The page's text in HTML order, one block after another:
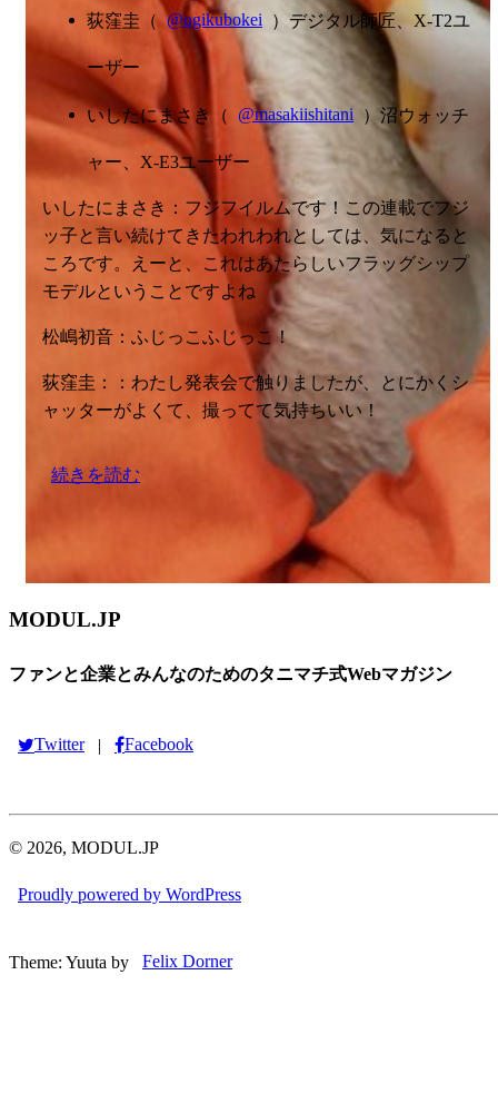
荻窪圭（ @ogikubokei ）デジタル師匠、X-T2ユ
ーザー
いしたにまさき（ @masakiishitani ）沼ウォッチ
ャー、X-E3ユーザー
いしたにまさき：フジフイルムです！この連載でフジ
ッ子と言い続けてきたわれわれとしては、気になると
ころです。えーと、これはあたらしいフラッグシップ
モデルということですよね
松嶋初音：ふじっこふじっこ！
荻窪圭：：わたし発表会で触りましたが、とにかくシ
ャッターがよくて、撮ってて気持ちいい！
続きを読む
MODUL.JP
ファンと企業とみんなのためのタニマチ式Webマガジン
Twitter | Facebook
© 2026, MODUL.JP
Proudly powered by WordPress
Theme: Yuuta by Felix Dorner